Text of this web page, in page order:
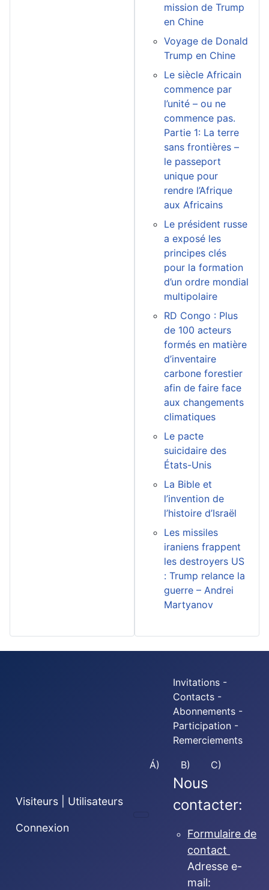
mission de Trump
en Chine
Voyage de Donald
Trump en Chine
Le siècle Africain
commence par
l’unité – ou ne
commence pas.
Partie 1: La terre
sans frontières –
le passeport
unique pour
rendre l’Afrique
aux Africains
Le président russe
a exposé les
principes clés
pour la formation
d’un ordre mondial
multipolaire
RD Congo : Plus
de 100 acteurs
formés en matière
d’inventaire
carbone forestier
afin de faire face
aux changements
climatiques
Le pacte
suicidaire des
États-Unis
La Bible et
l’invention de
l’histoire d’Israël
Les missiles
iraniens frappent
les destroyers US
: Trump relance la
guerre – Andrei
Martyanov
Visiteurs | Utilisateurs
Connexion
Invitations -
Contacts -
Abonnements -
Participation -
Remerciements
Á) B) C)
Nous
contacter:
Formulaire de
contact
Adresse e-
mail: